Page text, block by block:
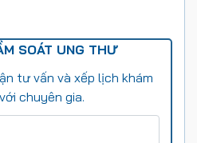
SOÁT UNG THƯ
tư vấn và xếp lịch khám
chuyên gia.